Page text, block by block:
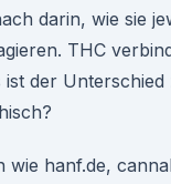
darin, wie sie
THC
der Unterschied
wie hanf.de,